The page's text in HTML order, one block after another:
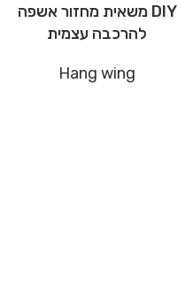
DIY משאית מחזור אשפה
להרכבה עצמית
Hang wing